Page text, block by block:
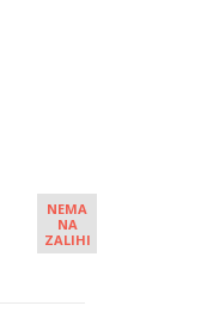
NEMA
NA
ZALIHI